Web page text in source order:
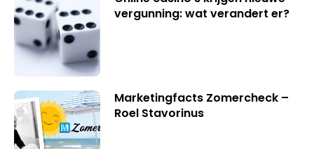
vergunning: wat verandert er?
Marketingfacts Zomercheck –
Roel Stavorinus